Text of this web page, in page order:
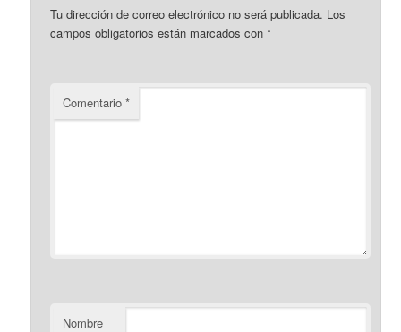
Tu dirección de correo electrónico no será publicada. Los
campos obligatorios están marcados con*
Comentario*
Nombre